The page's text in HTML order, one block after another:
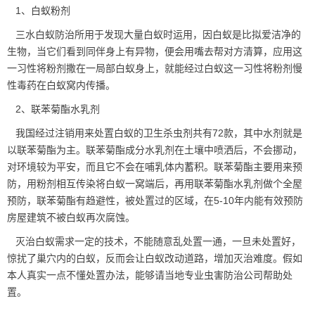
1、白蚁粉剂
三水白蚁防治所用于发现大量白蚁时运用，因白蚁是比拟爱洁净的
生物，当它们看到同伴身上有异物，便会用嘴去帮对方清算，应用这
一习性将粉剂撒在一局部白蚁身上，就能经过白蚁这一习性将粉剂慢
性毒药在白蚁窝内传播。
2、联苯菊酯水乳剂
我国经过注销用来处置白蚁的卫生杀虫剂共有72款，其中水剂就是
以联苯菊酯为主。联苯菊酯成分水乳剂在土壤中喷洒后，不会挪动，
对环境较为平安，而且它不会在哺乳体内蓄积。联苯菊酯主要用来预
防，用粉剂相互传染将白蚁一窝端后，再用联苯菊酯水乳剂做个全屋
预防，联苯菊酯有趋避性，被处置过的区域，在5-10年内能有效预防
房屋建筑不被白蚁再次腐蚀。
灭治白蚁需求一定的技术，不能随意乱处置一通，一旦未处置好，
惊扰了巢穴内的白蚁，反而会让白蚁改动道路，增加灭治难度。假如
本人真实一点不懂处置办法，能够请当地专业虫害防治公司帮助处
置。